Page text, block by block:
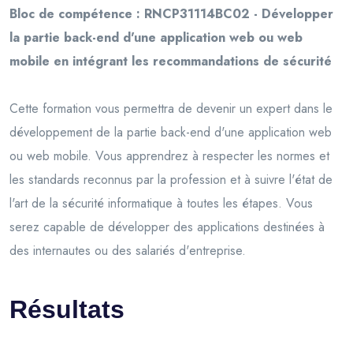
Bloc de compétence : RNCP31114BC02 - Développer
la partie back-end d'une application web ou web
mobile en intégrant les recommandations de sécurité
Cette formation vous permettra de devenir un expert dans le
développement de la partie back-end d'une application web
ou web mobile. Vous apprendrez à respecter les normes et
les standards reconnus par la profession et à suivre l'état de
l'art de la sécurité informatique à toutes les étapes. Vous
serez capable de développer des applications destinées à
des internautes ou des salariés d'entreprise.
Résultats